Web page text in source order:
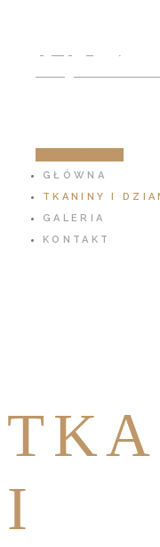
GŁÓWNA
TKANINY I
GALERIA
KONTAKT
I